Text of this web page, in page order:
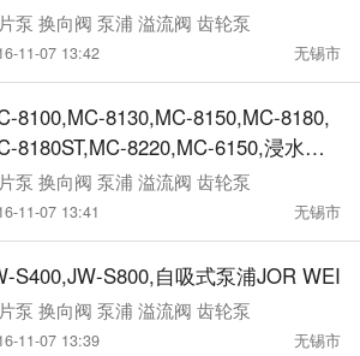
泵 换向阀 泵浦 溢流阀 齿轮泵
11-07 13:42 无锡市
8100,MC-8130,MC-8150,MC-8180,
8180ST,MC-8220,MC-6150,浸水
自吸式冷却泵浦FLAIR
泵 换向阀 泵浦 溢流阀 齿轮泵
11-07 13:41 无锡市
S400,JW-S800,自吸式泵浦JOR WEI
泵 换向阀 泵浦 溢流阀 齿轮泵
11-07 13:39 无锡市